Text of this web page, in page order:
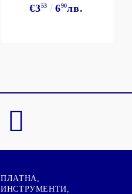
€353 690лв.
ПЛАТНА,
ИНСТРУМЕНТИ,